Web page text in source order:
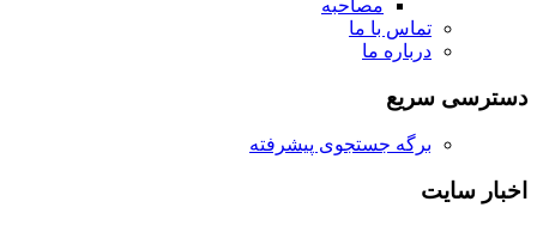
مصاحبه
تماس با ما
درباره ما
دسترسی سریع
برگه جستجوی پیشرفته
اخبار سایت